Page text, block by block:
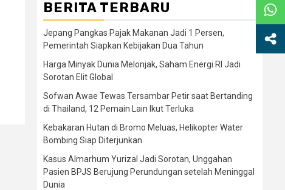
BERITA TERBARU
Jepang Pangkas Pajak Makanan Jadi 1 Persen,
Pemerintah Siapkan Kebijakan Dua Tahun
Harga Minyak Dunia Melonjak, Saham Energi RI Jadi
Sorotan Elit Global
Sofwan Awae Tewas Tersambar Petir saat Bertanding
di Thailand, 12 Pemain Lain Ikut Terluka
Kebakaran Hutan di Bromo Meluas, Helikopter Water
Bombing Siap Diterjunkan
Kasus Almarhum Yurizal Jadi Sorotan, Unggahan
Pasien BPJS Berujung Perundungan setelah Meninggal
Dunia